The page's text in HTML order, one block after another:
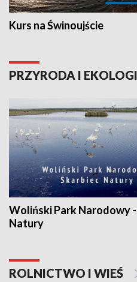
Kurs na Świnoujście
PRZYRODA I
Woliński Park Narodowy
Natury
ROLNICTWO I WIEŚ